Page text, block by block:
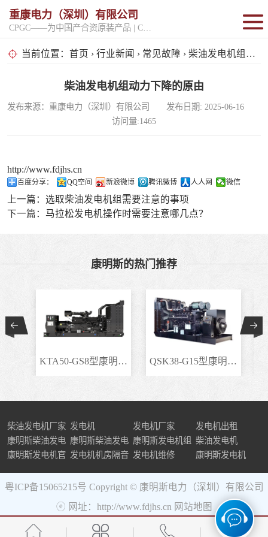
重康电力（深圳）有限公司
当前位置： 首页 › 行业新闻 › 常见故障 › 柴油发电机组动力下降的原由
柴油发电机组动力下降的原由
发布来源：重康电力（深圳）有限公司 发布日期: 2025-06-16
访问量:1465
http://www.fdjhs.cn
百度分享： QQ空间 新浪微博 腾讯微博 人人网 微信
上一篇： 选取柴油发电机组需要注意的事项
下一篇： 马拉松发电机操作时需要注意哪几点？
康明斯的热门推荐
KTA50-GS8型康明斯柴.. QSK38-G15型康明斯柴..
柴油发电机厂家 发电机 发电机厂家
发电机出租
康明斯柴油发电
机组
康明斯柴油发电
机
康明斯发电机组 柴油发电机
康明斯发电机官 发电机机房隔音 发电机维修 康明斯发电机
粤ICP备15065215号 Copyright © 康明斯电力（深圳）有限公司
ⓔ 网址：http://www.fdjhs.cn 网站地图
固定开架式
移动电站